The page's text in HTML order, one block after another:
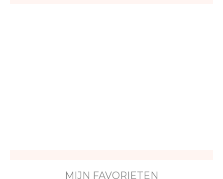
MIJN FAVORIETEN